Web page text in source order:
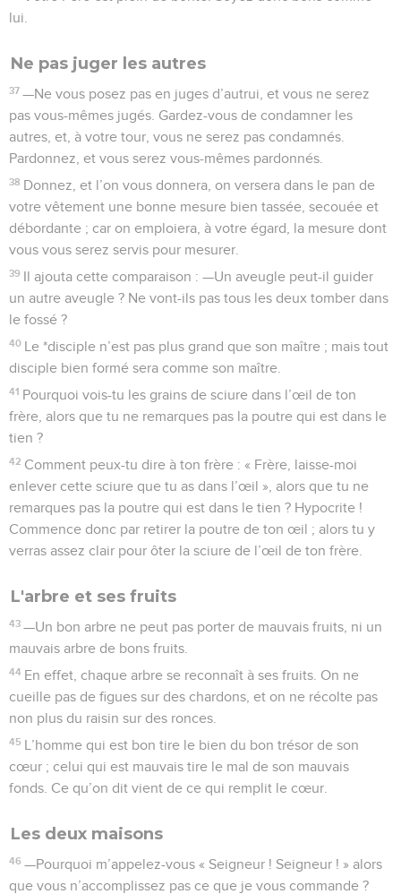
lui.
Ne pas juger les autres
37 —Ne vous posez pas en juges d’autrui, et vous ne serez
pas vous-mêmes jugés. Gardez-vous de condamner les
autres, et, à votre tour, vous ne serez pas condamnés.
Pardonnez, et vous serez vous-mêmes pardonnés.
38 Donnez, et l’on vous donnera, on versera dans le pan de
votre vêtement une bonne mesure bien tassée, secouée et
débordante ; car on emploiera, à votre égard, la mesure dont
vous vous serez servis pour mesurer.
39 Il ajouta cette comparaison : —Un aveugle peut-il guider
un autre aveugle ? Ne vont-ils pas tous les deux tomber dans
le fossé ?
40 Le *disciple n’est pas plus grand que son maître ; mais tout
disciple bien formé sera comme son maître.
41 Pourquoi vois-tu les grains de sciure dans l’œil de ton
frère, alors que tu ne remarques pas la poutre qui est dans le
tien ?
42 Comment peux-tu dire à ton frère : « Frère, laisse-moi
enlever cette sciure que tu as dans l’œil », alors que tu ne
remarques pas la poutre qui est dans le tien ? Hypocrite !
Commence donc par retirer la poutre de ton œil ; alors tu y
verras assez clair pour ôter la sciure de l’œil de ton frère.
L'arbre et ses fruits
43 —Un bon arbre ne peut pas porter de mauvais fruits, ni un
mauvais arbre de bons fruits.
44 En effet, chaque arbre se reconnaît à ses fruits. On ne
cueille pas de figues sur des chardons, et on ne récolte pas
non plus du raisin sur des ronces.
45 L’homme qui est bon tire le bien du bon trésor de son
cœur ; celui qui est mauvais tire le mal de son mauvais
fonds. Ce qu’on dit vient de ce qui remplit le cœur.
Les deux maisons
46 —Pourquoi m’appelez-vous « Seigneur ! Seigneur ! » alors
que vous n’accomplissez pas ce que je vous commande ?